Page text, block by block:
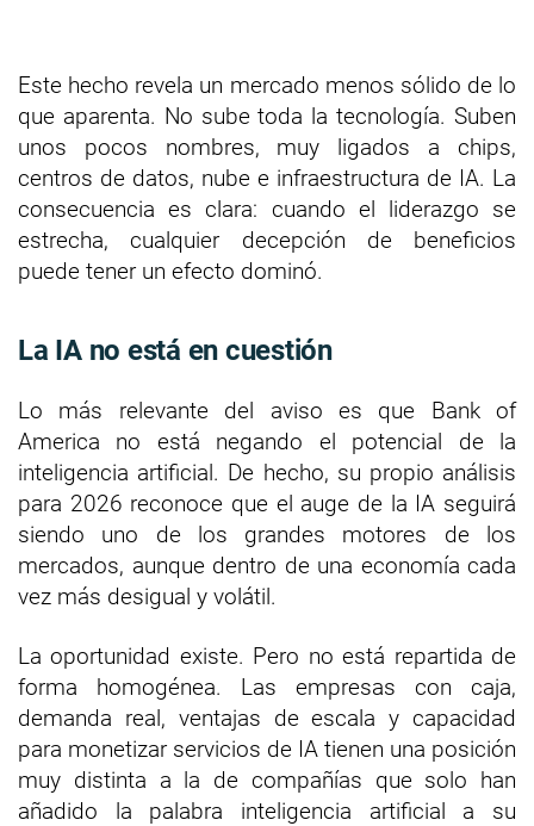
Este hecho revela un mercado menos sólido de lo
que aparenta. No sube toda la tecnología. Suben
unos pocos nombres, muy ligados a chips,
centros de datos, nube e infraestructura de IA. La
consecuencia es clara: cuando el liderazgo se
estrecha, cualquier decepción de beneficios
puede tener un efecto dominó.
La IA no está en cuestión
Lo más relevante del aviso es que Bank of
America no está negando el potencial de la
inteligencia artificial. De hecho, su propio análisis
para 2026 reconoce que el auge de la IA seguirá
siendo uno de los grandes motores de los
mercados, aunque dentro de una economía cada
vez más desigual y volátil.
La oportunidad existe. Pero no está repartida de
forma homogénea. Las empresas con caja,
demanda real, ventajas de escala y capacidad
para monetizar servicios de IA tienen una posición
muy distinta a la de compañías que solo han
añadido la palabra inteligencia artificial a su